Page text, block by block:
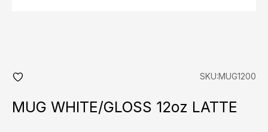
fav
SKU:MUG1200
MUG WHITE/GLOSS 12oz LATTE